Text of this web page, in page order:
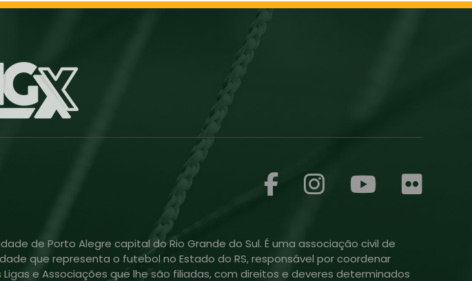
de Porto Alegre capital do Rio Grande do Sul. É uma associação civil de
que representa o futebol no Estado do RS, responsável por coordenar
e Associações que lhe são filiadas, com direitos e deveres determinados